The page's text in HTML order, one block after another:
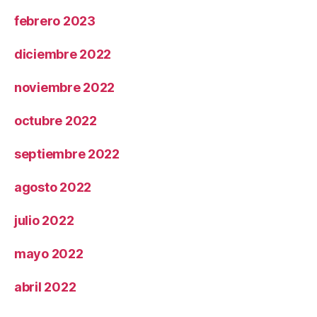
febrero 2023
diciembre 2022
noviembre 2022
octubre 2022
septiembre 2022
agosto 2022
julio 2022
mayo 2022
abril 2022